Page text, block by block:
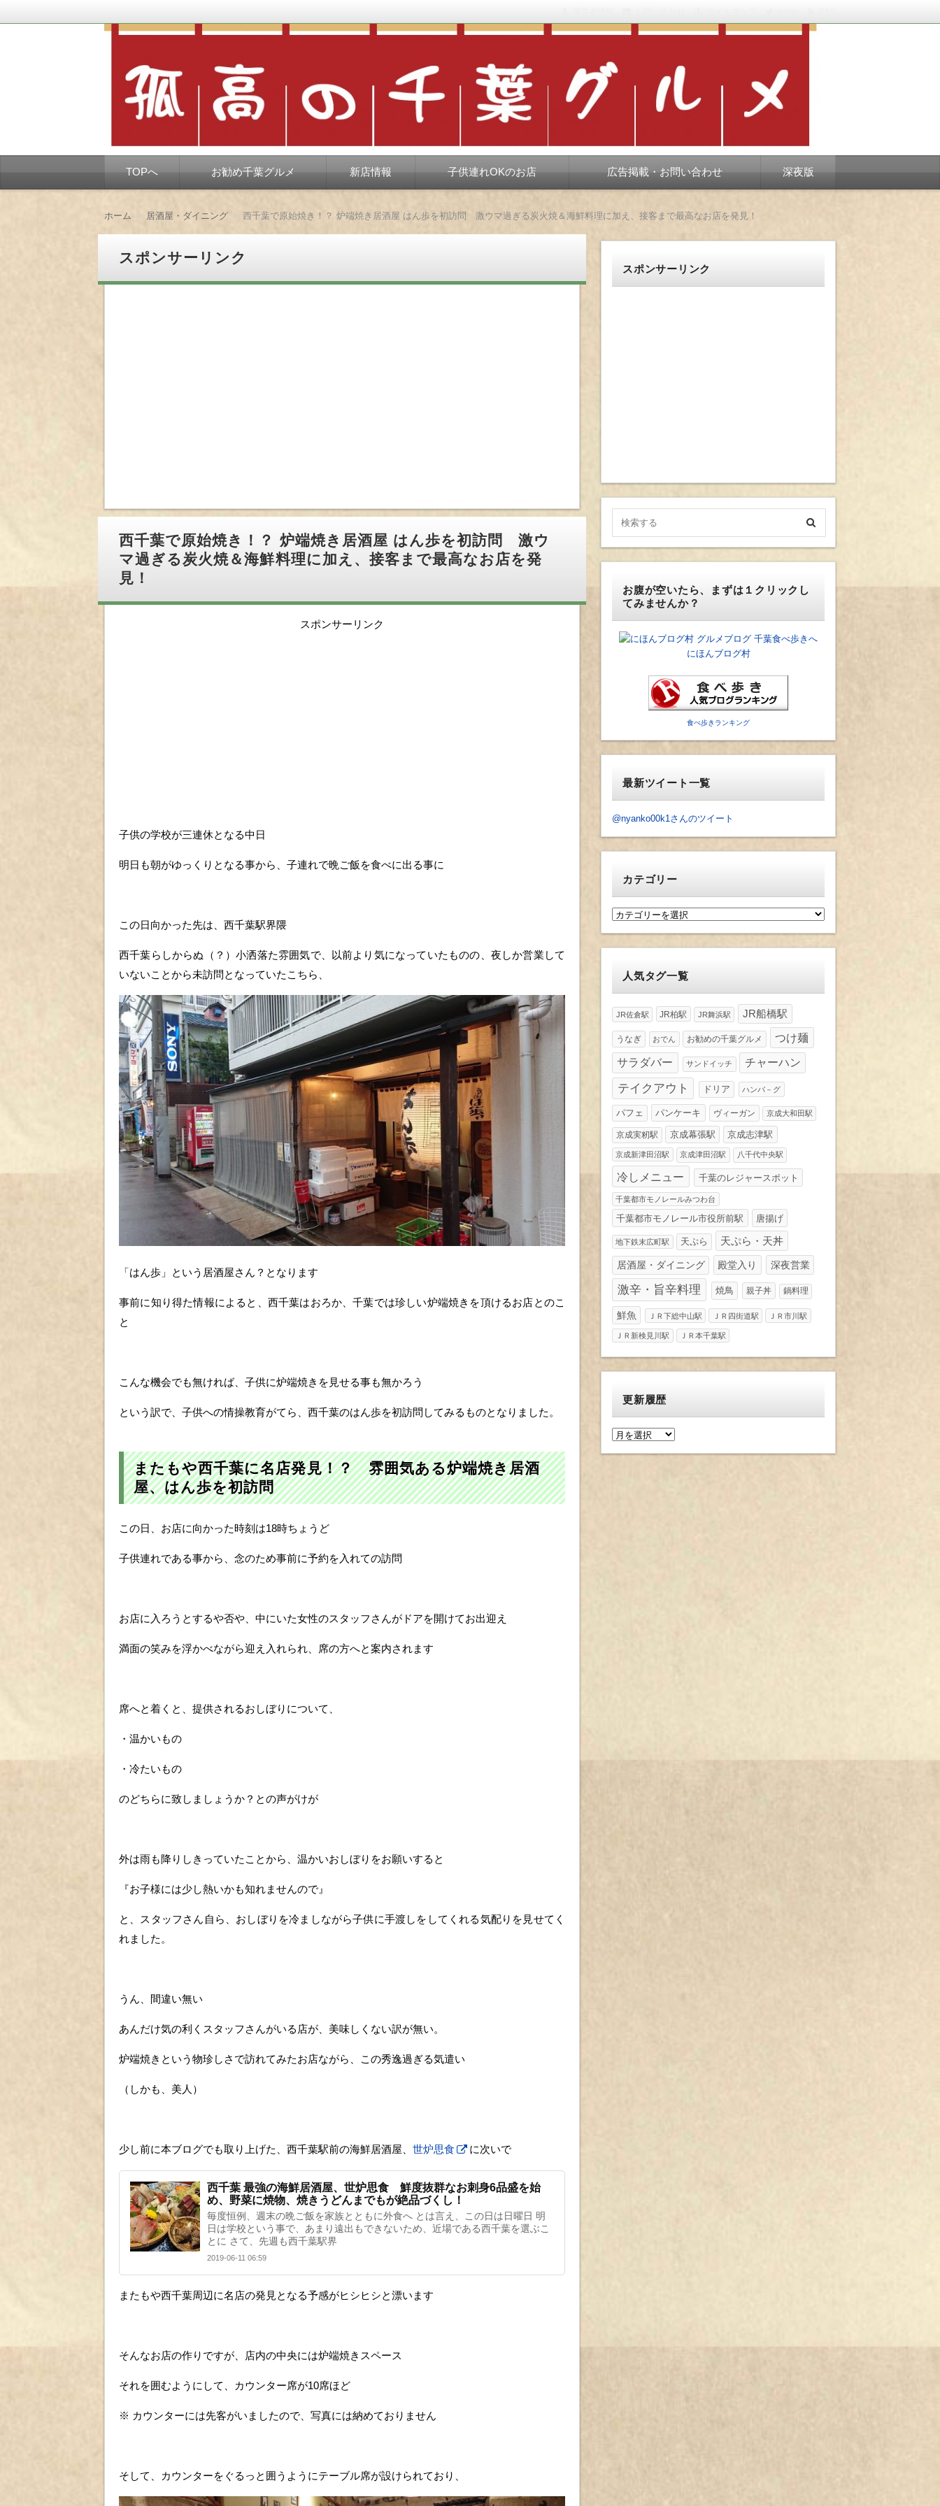
孤高の千葉グルメ
千葉市を中心とした、孤独なようで孤独でもない、ちょっと孤高な食べ歩き。だいたい当たりますが、時々派手にスベります。
TOPへ お勧め千葉グルメ 新店情報 子供連れOKのお店 広告掲載・お問い合わせ 深夜版
ホーム 居酒屋・ダイニング 西千葉で原始焼き！？ 炉端焼き居酒屋 はん歩を初訪問 激ウマ過ぎる炭火焼＆海鮮料理に加え、接客まで最高なお店を発見！
スポンサーリンク
西千葉で原始焼き！？ 炉端焼き居酒屋 はん歩を初訪問 激ウ
マ過ぎる炭火焼＆海鮮料理に加え、接客まで最高なお店を発
見！
スポンサーリンク
子供の学校が三連休となる中日
明日も朝がゆっくりとなる事から、子連れで晩ご飯を食べに出る事に
この日向かった先は、西千葉駅界隈
西千葉らしからぬ（？）小洒落た雰囲気で、以前より気になっていたものの、夜しか営業して
いないことから未訪問となっていたこちら、
「はん歩」という居酒屋さん？となります
事前に知り得た情報によると、西千葉はおろか、千葉では珍しい炉端焼きを頂けるお店とのこ
と
こんな機会でも無ければ、子供に炉端焼きを見せる事も無かろう
という訳で、子供への情操教育がてら、西千葉のはん歩を初訪問してみるものとなりました。
またもや西千葉に名店発見！？ 雰囲気ある炉端焼き居酒
屋、はん歩を初訪問
この日、お店に向かった時刻は18時ちょうど
子供連れである事から、念のため事前に予約を入れての訪問
お店に入ろうとするや否や、中にいた女性のスタッフさんがドアを開けてお出迎え
満面の笑みを浮かべながら迎え入れられ、席の方へと案内されます
席へと着くと、提供されるおしぼりについて、
・温かいもの
・冷たいもの
のどちらに致しましょうか？との声がけが
外は雨も降りしきっていたことから、温かいおしぼりをお願いすると
『お子様には少し熱いかも知れませんので』
と、スタッフさん自ら、おしぼりを冷ましながら子供に手渡しをしてくれる気配りを見せてく
れました。
うん、間違い無い
あんだけ気の利くスタッフさんがいる店が、美味しくない訳が無い。
炉端焼きという物珍しさで訪れてみたお店ながら、この秀逸過ぎる気遣い
（しかも、美人）
少し前に本ブログでも取り上げた、西千葉駅前の海鮮居酒屋、 世炉思食 に次いで
西千葉 最強の海鮮居酒屋、世炉思食 鮮度抜群なお刺身6品盛を始
め、野菜に焼物、焼きうどんまでもが絶品づくし！
毎度恒例、週末の晩ご飯を家族とともに外食へ とは言え、この日は日曜日 明
日は学校という事で、あまり遠出もできないため、近場である西千葉を選ぶこ
とに さて、先週も西千葉駅界
2019-06-11 06:59
またもや西千葉周辺に名店の発見となる予感がヒシヒシと漂います
そんなお店の作りですが、店内の中央には炉端焼きスペース
それを囲むようにして、カウンター席が10席ほど
※ カウンターには先客がいましたので、写真には納めておりません
そして、カウンターをぐるっと囲うようにテーブル席が設けられており、
スポンサーリンク
お腹が空いたら、まずは１クリックし
てみませんか？
にほんブログ村
食べ歩きランキング
最新ツイート一覧
@nyanko00k1さんのツイート
カテゴリー
カ
人気タグ一覧
JR佐倉駅 JR柏駅 JR舞浜駅 JR船橋駅
うなぎ おでん お勧めの千葉グルメ つけ麺
サラダバー サンドイッチ チャーハン
テイクアウト ドリア ハンバ－グ
パフェ パンケーキ ヴィーガン 京成大和田駅
京成実籾駅 京成幕張駅 京成志津駅
京成新津田沼駅 京成津田沼駅 八千代中央駅
冷しメニュー 千葉のレジャースポット
千葉都市モノレールみつわ台
千葉都市モノレール市役所前駅 唐揚げ
地下鉄末広町駅 天ぷら 天ぷら・天丼
居酒屋・ダイニング 殿堂入り 深夜営業
激辛・旨辛料理 焼鳥 親子丼 鍋料理
鮮魚 ＪＲ下総中山駅 ＪＲ四街道駅 ＪＲ市川駅
ＪＲ新検見川駅 ＪＲ本千葉駅
更新履歴
更